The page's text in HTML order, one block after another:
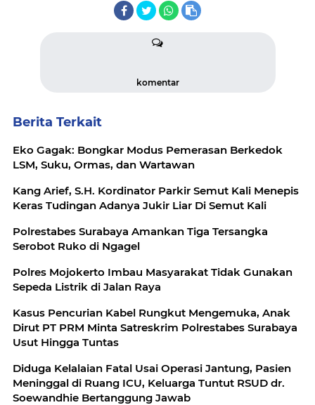
komentar
Berita Terkait
Eko Gagak: Bongkar Modus Pemerasan Berkedok
LSM, Suku, Ormas, dan Wartawan
Kang Arief, S.H. Kordinator Parkir Semut Kali Menepis
Keras Tudingan Adanya Jukir Liar Di Semut Kali
Polrestabes Surabaya Amankan Tiga Tersangka
Serobot Ruko di Ngagel
Polres Mojokerto Imbau Masyarakat Tidak Gunakan
Sepeda Listrik di Jalan Raya
Kasus Pencurian Kabel Rungkut Mengemuka, Anak
Dirut PT PRM Minta Satreskrim Polrestabes Surabaya
Usut Hingga Tuntas
Diduga Kelalaian Fatal Usai Operasi Jantung, Pasien
Meninggal di Ruang ICU, Keluarga Tuntut RSUD dr.
Soewandhie Bertanggung Jawab